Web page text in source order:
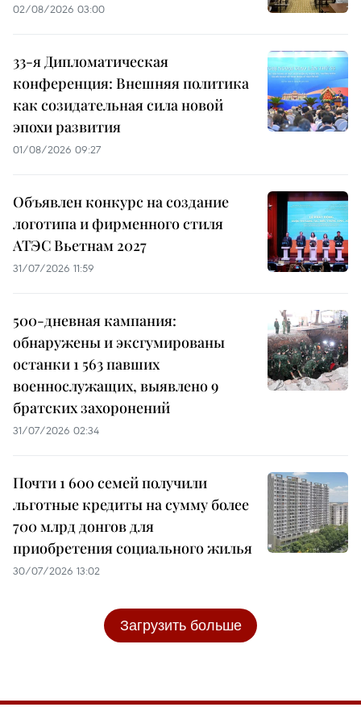
02/08/2026 03:00
33-я Дипломатическая
конференция: Внешняя политика
как созидательная сила новой
эпохи развития
01/08/2026 09:27
Объявлен конкурс на создание
логотипа и фирменного стиля
АТЭС Вьетнам 2027
31/07/2026 11:59
500-дневная кампания:
обнаружены и эксгумированы
останки 1 563 павших
военнослужащих, выявлено 9
братских захоронений
31/07/2026 02:34
Почти 1 600 семей получили
льготные кредиты на сумму более
700 млрд донгов для
приобретения социального жилья
30/07/2026 13:02
Загрузить больше